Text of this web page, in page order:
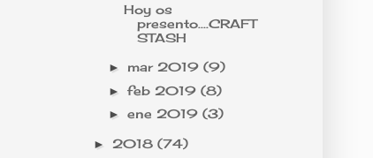
Hoy os
presento....CRAFT
STASH
► mar 2019 (9)
► feb 2019 (8)
► ene 2019 (3)
► 2018 (74)